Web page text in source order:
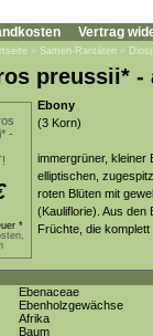
Vertrag
» Samen-Raritäten »
preussii* -
*
Ebony
(3 Korn)
immergrüner, kleiner
elliptischen,
roten Blüten mit
(Kauliflorie). Aus den
Früchte, die
Ebenaceae
Ebenholzgewächse
Afrika
Baum